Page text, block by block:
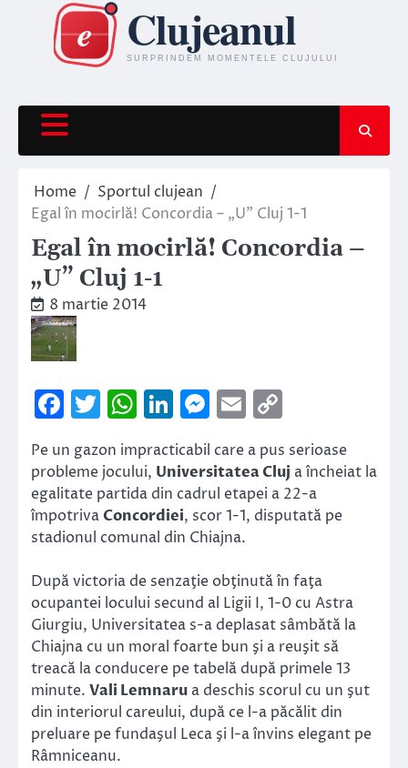
content
Home
Sportul clujean
Egal în mocirlă! Concordia – „U” Cluj 1-1
Egal în mocirlă! Concordia –
„U” Cluj 1-1
8 martie 2014
Facebook
Twitter
WhatsApp
LinkedIn
Messenger
Email
Link
Pe un gazon impracticabil care a pus serioase
probleme jocului, Universitatea Cluj a încheiat la
egalitate partida din cadrul etapei a 22-a
împotriva Concordiei, scor 1-1, disputată pe
stadionul comunal din Chiajna.
După victoria de senzaţie obţinută în faţa
ocupantei locului secund al Ligii I, 1-0 cu Astra
Giurgiu, Universitatea s-a deplasat sâmbătă la
Chiajna cu un moral foarte bun şi a reuşit să
treacă la conducere pe tabelă după primele 13
minute. Vali Lemnaru a deschis scorul cu un şut
din interiorul careului, după ce l-a păcălit din
preluare pe fundaşul Leca şi l-a învins elegant pe
Râmniceanu.